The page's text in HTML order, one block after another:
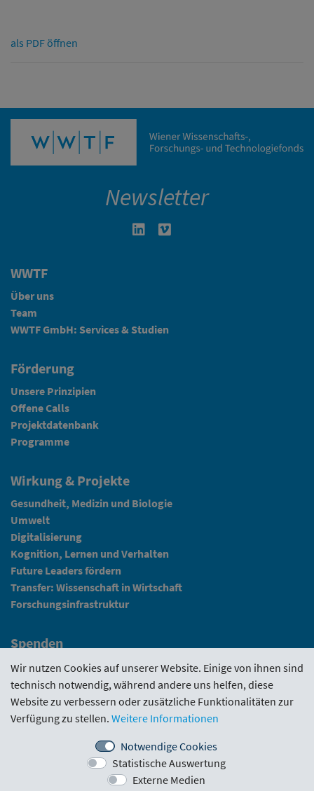
als PDF öffnen
Newsletter
Linkedin in neuem Fenster öffnen
WWTF
Über uns
Team
WWTF GmbH: Services & Studien
Förderung
Unsere Prinzipien
Offene Calls
Projektdatenbank
Programme
Wirkung & Projekte
Gesundheit, Medizin und Biologie
Umwelt
Digitalisierung
Kognition, Lernen und Verhalten
Future Leaders fördern
Transfer: Wissenschaft in Wirtschaft
Forschungsinfrastruktur
Spenden
Fundraising
News
Intranet
Förderrichtlinie · Funding Portal Evaluierungen
Wir nutzen Cookies auf unserer Website. Einige von ihnen sind
technisch notwendig, während andere uns helfen, diese
Website zu verbessern oder zusätzliche Funktionalitäten zur
Verfügung zu stellen. Weitere Informationen
Notwendige Cookies
Statistische Auswertung
Externe Medien